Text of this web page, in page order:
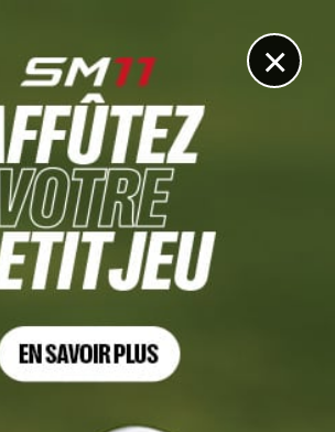
×
Molinari